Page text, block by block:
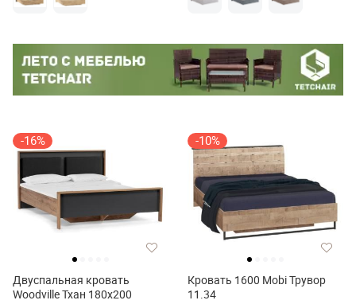
-16%
Двуспальная кровать
Woodville Тхан 180х200
-10%
Кровать 1600 Mobi Трувор
11.34